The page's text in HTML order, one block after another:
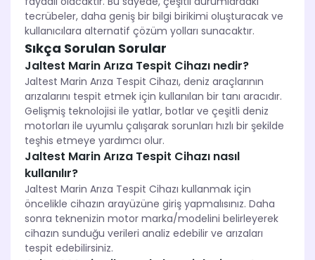
tecrübeler, daha geniş bir bilgi birikimi oluşturacak ve
kullanıcılara alternatif çözüm yolları sunacaktır.
Sıkça Sorulan Sorular
Jaltest Marin Arıza Tespit Cihazı nedir?
Jaltest Marin Arıza Tespit Cihazı, deniz araçlarının
arızalarını tespit etmek için kullanılan bir tanı aracıdır.
Gelişmiş teknolojisi ile yatlar, botlar ve çeşitli deniz
motorları ile uyumlu çalışarak sorunları hızlı bir şekilde
teşhis etmeye yardımcı olur.
Jaltest Marin Arıza Tespit Cihazı nasıl
kullanılır?
Jaltest Marin Arıza Tespit Cihazı kullanmak için
öncelikle cihazın arayüzüne giriş yapmalısınız. Daha
sonra teknenizin motor marka/modelini belirleyerek
cihazın sunduğu verileri analiz edebilir ve arızaları
tespit edebilirsiniz.